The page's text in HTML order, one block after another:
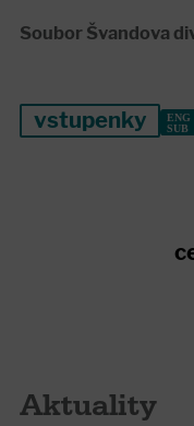
Soubor Švandova
vstupenky
Aktuality